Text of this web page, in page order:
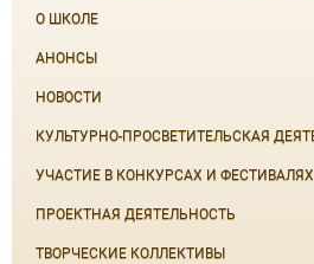
О ШКОЛЕ
АНОНСЫ
НОВОСТИ
КУЛЬТУРНО-ПРОСВЕТИТЕЛЬСКАЯ
УЧАСТИЕ В КОНКУРСАХ И ФЕСТИВАЛЯХ
ПРОЕКТНАЯ ДЕЯТЕЛЬНОСТЬ
ТВОРЧЕСКИЕ КОЛЛЕКТИВЫ